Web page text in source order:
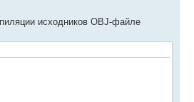
исходников OBJ-файле